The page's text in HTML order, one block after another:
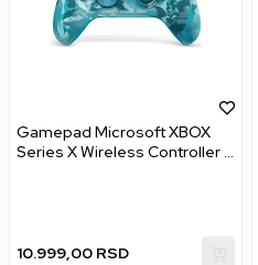
Gamepad Microsoft XBOX
Series X Wireless Controller -
10.999,00 RSD